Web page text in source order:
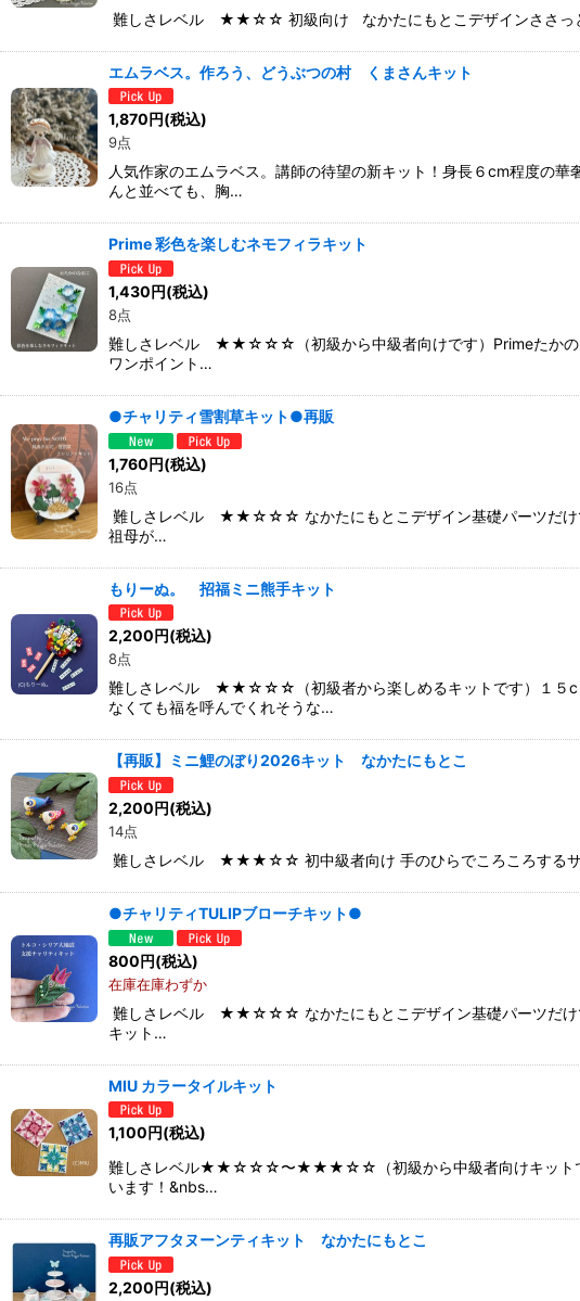
難しさレベル ★★☆☆ 初級向け なかたにもとこデザインささっと
エムラベス。作ろう、どうぶつの村 くまさんキット
1,870円(税込)
9点
人気作家のエムラベス。講師の待望の新キット！身長６cm程度の
んと並べても、胸…
Prime 彩色を楽しむネモフィラキット
1,430円(税込)
8点
難しさレベル ★★☆☆☆（初級から中級者向けです）Primeたかのな
ワンポイント…
●チャリティ雪割草キット●再販
1,760円(税込)
16点
難しさレベル ★★☆☆☆ なかたにもとこデザイン基礎パーツだけで
祖母が…
もりーぬ。 招福ミニ熊手キット
2,200円(税込)
8点
難しさレベル ★★☆☆☆（初級者から楽しめるキットです）１５cｍ
なくても福を呼んでくれそうな…
【再販】ミニ鯉のぼり2026キット なかたにもとこ
2,200円(税込)
14点
難しさレベル ★★★☆☆ 初中級者向け 手のひらでころころするサ
●チャリティTULIPブローチキット●
800円(税込)
在庫在庫わずか
難しさレベル ★★☆☆☆ なかたにもとこデザイン基礎パーツだけで
キット…
MIU カラータイルキット
1,100円(税込)
難しさレベル★★☆☆☆〜★★★☆☆（初級から中級者向けキットです
います！&nbs…
再販アフタヌーンティキット なかたにもとこ
2,200円(税込)